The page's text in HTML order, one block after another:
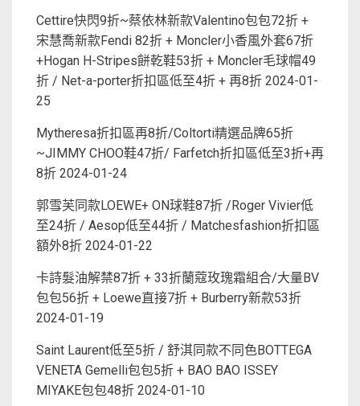
Cettire快閃9折~蔡依林新款Valentino包包72折 +
宋慧喬新款Fendi 82折 + Moncler小香風外套67折
+Hogan H-Stripes餅乾鞋53折 + Moncler毛球帽49
折 / Net-a-porter折扣區低至4折 + 再8折 2024-01-
25
Mytheresa折扣區再8折/Coltorti精選品牌65折
~JIMMY CHOO鞋47折/ Farfetch折扣區低至3折+再
8折 2024-01-24
郭雪芙同款LOEWE+ ON球鞋87折 /Roger Vivier低
至24折 / Aesop低至44折 / Matchesfashion折扣區
額外8折 2024-01-22
卡詩髮油解禁87折 + 33折蘭蔻玫瑰霜組合/大量BV
包包56折 + Loewe直接7折 + Burberry新款53折
2024-01-19
Saint Laurent低至5折 / 舒淇同款不同色BOTTEGA
VENETA Gemelli包包5折 + BAO BAO ISSEY
MIYAKE包包48折 2024-01-10